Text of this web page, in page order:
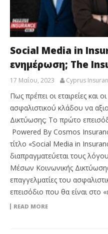
Social Media in
ενημέρωση; The
17 Μαΐου, 2023 Cyprus
Πως πρέπει οι εταιρείες και
ασφαλιστικού κλάδου να
Δικτύωσης; Το πρώτο
Powered By Cosmos
τίτλο «Social Media in
διαπραγματεύεται τους
Μέσων Κοινωνικής Δικτύωσης
επαγγελματίες του
επεισόδιο που θα είναι στο
READ MORE